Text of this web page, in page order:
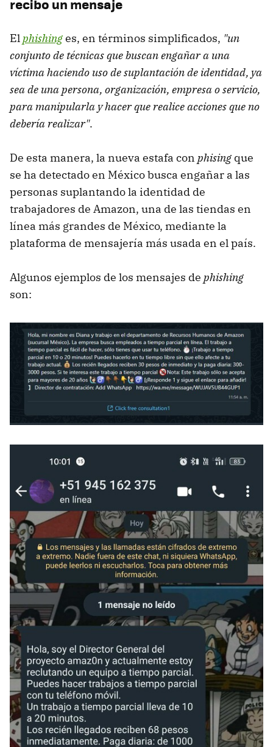
recibo un mensaje
Elphishinges, en términos simplificados, "un
conjunto de técnicas que buscan engañar a una
víctima haciendo uso de suplantación de identidad, ya
sea de una persona, organización, empresa o servicio,
para manipularla y hacer que realice acciones que no
debería realizar".
De esta manera, la nueva estafa con phising que
se ha detectado en México busca engañar a las
personas suplantando la identidad de
trabajadores de Amazon, una de las tiendas en
línea más grandes de México, mediante la
plataforma de mensajería más usada en el país.
Algunos ejemplos de los mensajes de phishing
son: